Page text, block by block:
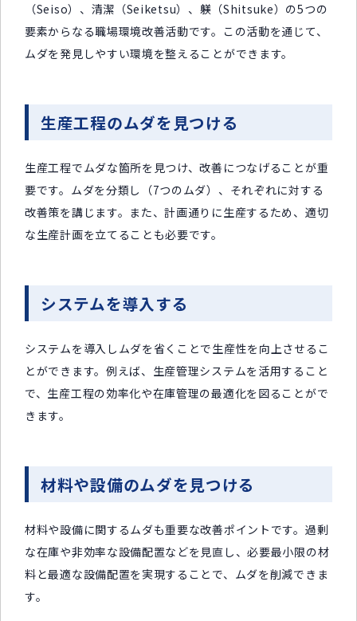
（Seiso）、清潔（Seiketsu）、躾（Shitsuke）の5つの
要素からなる職場環境改善活動です。この活動を通じて、
ムダを発見しやすい環境を整えることができます。
生産工程のムダを見つける
生産工程でムダな箇所を見つけ、改善につなげることが重
要です。ムダを分類し（7つのムダ）、それぞれに対する
改善策を講じます。また、計画通りに生産するため、適切
な生産計画を立てることも必要です。
システムを導入する
システムを導入しムダを省くことで生産性を向上させるこ
とができます。例えば、生産管理システムを活用すること
で、生産工程の効率化や在庫管理の最適化を図ることがで
きます。
材料や設備のムダを見つける
材料や設備に関するムダも重要な改善ポイントです。過剰
な在庫や非効率な設備配置などを見直し、必要最小限の材
料と最適な設備配置を実現することで、ムダを削減できま
す。